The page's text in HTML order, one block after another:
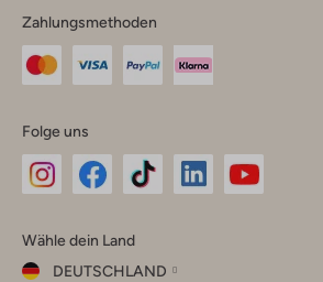
Zahlungsmethoden
Folge uns
Instagram
Facebook
TikTok
Wähle dein Land
DEUTSCHLAND